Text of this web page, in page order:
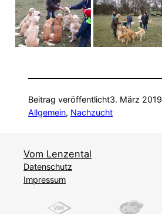
Beitrag veröffentlicht3. März 2019
Allgemein, Nachzucht
Vom Lenzental
Datenschutz
Impressum